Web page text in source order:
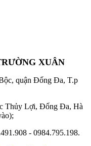
XUÂN
quận Đống Đa, T.p
Thủy Lợi, Đống Đa, Hà
- 0984.795.198.